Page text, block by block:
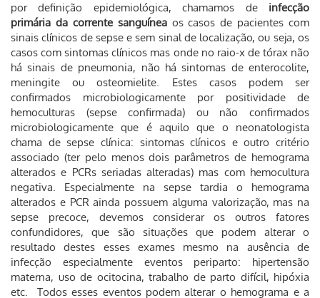
por definição epidemiológica, chamamos de infecção
primária da corrente sanguíneaos casos de pacientes com
sinais clínicos de sepse e sem sinal de localização, ou seja, os
casos com sintomas clínicos mas onde no raio-x de tórax não
há sinais de pneumonia, não há sintomas de enterocolite,
meningite ou osteomielite. Estes casos podem ser
confirmados microbiologicamente por positividade de
hemoculturas (sepse confirmada) ou não confirmados
microbiologicamente que é aquilo que o neonatologista
chama de sepse clínica: sintomas clínicos e outro critério
associado (ter pelo menos dois parâmetros de hemograma
alterados e PCRs seriadas alteradas) mas com hemocultura
negativa. Especialmente na sepse tardia o hemograma
alterados e PCR ainda possuem alguma valorização, mas na
sepse precoce, devemos considerar os outros fatores
confundidores, que são situações que podem alterar o
resultado destes esses exames mesmo na ausência de
infecção especialmente eventos periparto: hipertensão
materna, uso de ocitocina, trabalho de parto difícil, hipóxia
etc. Todos esses eventos podem alterar o hemograma e a